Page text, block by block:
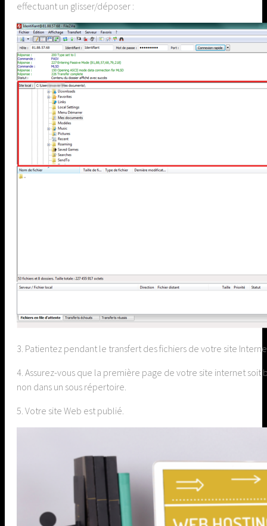
effectuant un glisser/déposer :
3. Patientez pendant le transfert des fichiers de votre site
4. Assurez-vous que la première page de votre site internet
non dans un sous répertoire.
5. Votre site Web est publié.